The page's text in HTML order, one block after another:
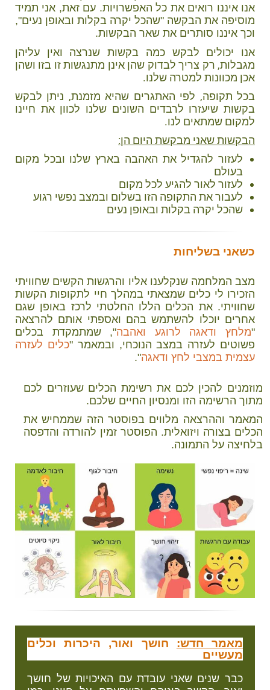
אנו איננו רואים את כל האפשרויות. עם זאת, אני תמיד
מוסיפה את הבקשה "שהכל יקרה בקלות ובאופן נעים",
וכך איננו סותרים את שאר הבקשות.
אנו יכולים לבקש כמה בקשות שנרצה ואין עליהן
מגבלות, רק צריך לבדוק שהן אינן מתנגשות זו בזו ושהן
אכן מכוונות למטרה שלנו.
בכל תקופה, לפי האתגרים שהיא מזמנת, ניתן לבקש
בקשות שיעזרו לרבדים השונים שלנו לכוון את חיינו
למקום שמתאים לנו.
הבקשות שאני מבקשת היום הן:
לעזור להגדיל את האהבה בארץ שלנו ובכל מקום
בעולם
לעזור לאור להגיע לכל מקום
לעבור את התקופה הזו בשלום ובמצב נפשי רגוע
שהכל יקרה בקלות ובאופן נעים
כשאני בשליחות
מצב המלחמה שנקלענו אליו והרגשות הקשים שחוויתי
הזכירו לי כלים שמצאתי במהלך חיי לתקופות הקשות
שחוויתי. את הכלים הללו החלטתי לרכז באופן שגם
אחרים יוכלו להשתמש בהם ואספתי אותם להרצאה
"מלחץ ודאגה לרוגע ואהבה", שמתמקדת בכלים
פשוטים לעזרה במצב הנוכחי, ובמאמר "כלים לעזרה
עצמית במצבי לחץ ודאגה".
מוזמנים להכין לכם את רשימת הכלים שעוזרים לכם
מתוך הרשימה הזו ומנסיון החיים שלכם.
המאמר וההרצאה מלווים בפוסטר הזה שממחיש את
הכלים בצורה ויזואלית. הפוסטר זמין להורדה והדפסה
בלחיצה על התמונה.
מאמר חדש: חושך ואור, היכרות וכלים
מעשיים
כבר שנים שאני עובדת עם האיכויות של חושך